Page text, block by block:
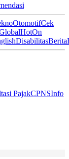
OtomotifCek
HotOn
DisabilitasBerita
PajakCPNSInfo